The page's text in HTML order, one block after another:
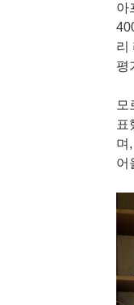
아
리
평
모
표
며
어